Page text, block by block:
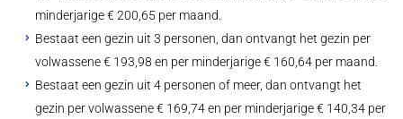
minderjarige € 200,65 per maand.
Bestaat een gezin uit 3 personen, dan ontvangt het gezin per
volwassene € 193,98 en per minderjarige € 160,64 per maand.
Bestaat een gezin uit 4 personen of meer, dan ontvangt het
gezin per volwassene € 169,74 en per minderjarige € 140,34 per